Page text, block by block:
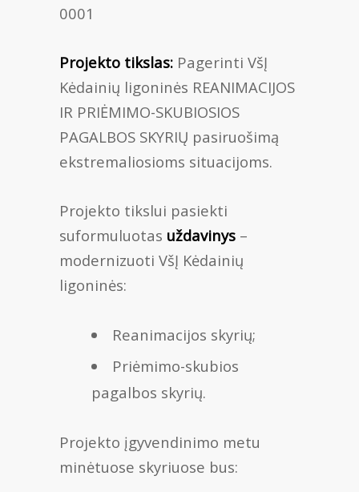
0001
Projekto tikslas: Pagerinti VšĮ
Kėdainių ligoninės REANIMACIJOS
IR PRIĖMIMO-SKUBIOSIOS
PAGALBOS SKYRIŲ pasiruošimą
ekstremaliosioms situacijoms.
Projekto tikslui pasiekti
suformuluotas uždavinys –
modernizuoti VšĮ Kėdainių
ligoninės:
Reanimacijos skyrių;
Priėmimo-skubios
pagalbos skyrių.
Projekto įgyvendinimo metu
minėtuose skyriuose bus: